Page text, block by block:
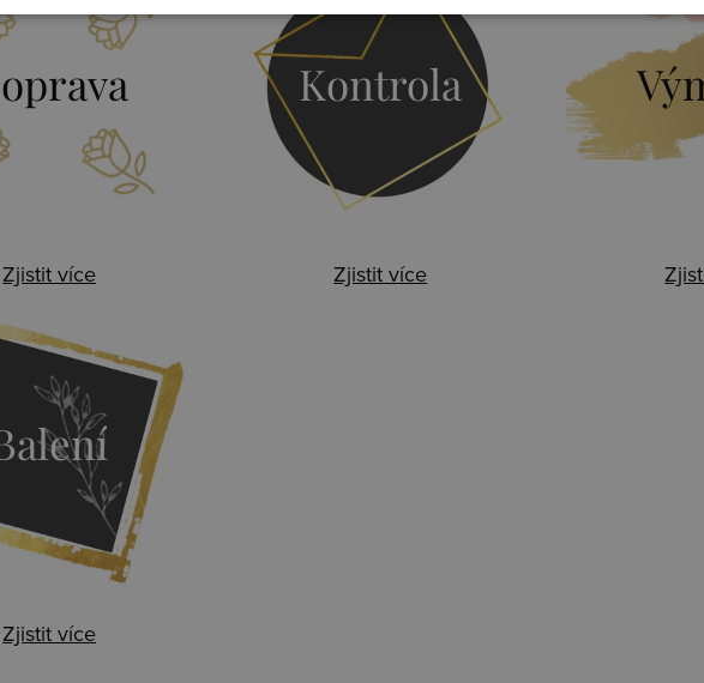
Zjistit více
Kontrola
Zjistit více
Zjistit více